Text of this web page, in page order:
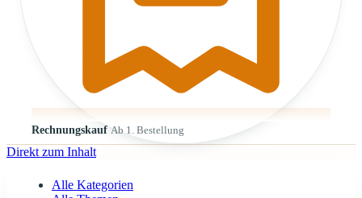
Rechnungskauf Ab 1. Bestellung
Direkt zum Inhalt
Alle Kategorien